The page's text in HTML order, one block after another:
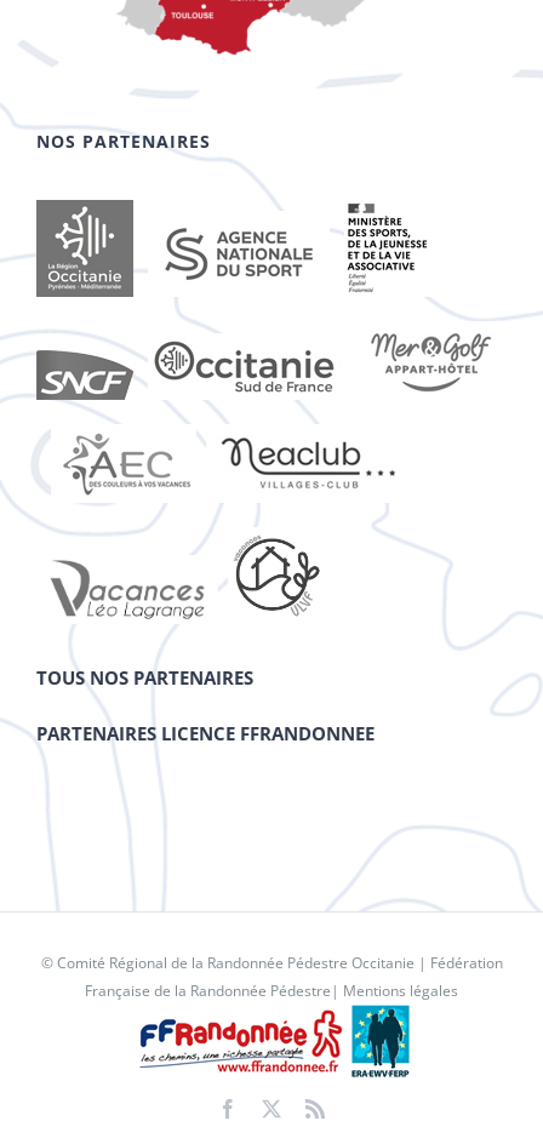
NOS PARTENAIRES
TOUS NOS PARTENAIRES
PARTENAIRES LICENCE FFRANDONNEE
© Comité Régional de la Randonnée Pédestre Occitanie | Fédération
Française de la Randonnée Pédestre | Mentions légales
Facebook